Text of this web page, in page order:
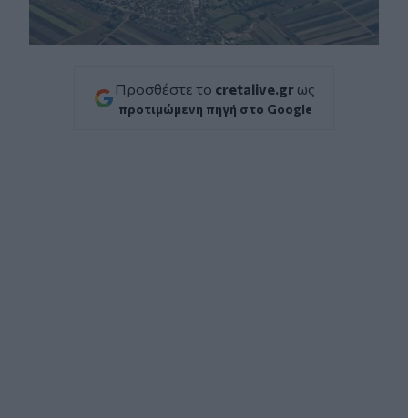
Προσθέστε το cretalive.gr ως
προτιμώμενη πηγή στο Google